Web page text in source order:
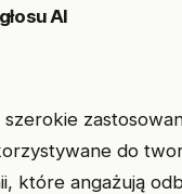
AI
szerokie
do
które angażują